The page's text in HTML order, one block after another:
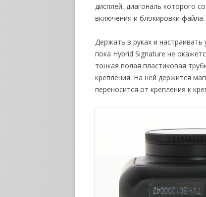
дисплей, диагональ которого
включения и блокировки
Держать в руках и
пока Hybrid Signature не
тонкая полая пластиковая
крепления. На ней держится
переносится от крепления к